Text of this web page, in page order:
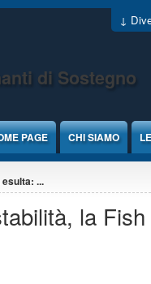
↓
di Sostegno
PAGE CHI SIAMO
...
la